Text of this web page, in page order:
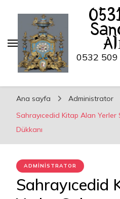
0532 509
Ana sayfa
Administrator
Sahrayıcedid Kitap Alan
Dükkanı
ADMINISTRATOR
Sahrayıcedid